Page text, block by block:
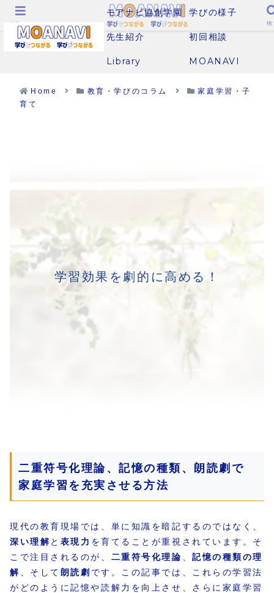
モアナビ協創学園 学びの様子
先生紹介 初回相談
Library MOANAVI
Home 教育・学びのコラム
家庭学習・子
育て
学習効果を劇的に高める！
二重符号化理論、記憶の種類、朗読劇で
家庭学習を充実させる方法
現代の教育現場では、単に知識を暗記するのではなく、
深い理解と 表現力 を育てることが重視されています。そ
こで注目されるのが、 二重符号化理論 、記憶の種類の理
解 、そして 朗読劇 です。この記事では、これらの学習法
がどのように記憶や読解力を向上させ、さらに家庭学習
メニュー